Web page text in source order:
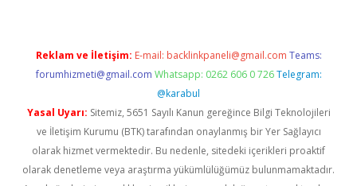
Reklam ve İletişim: E-mail: backlinkpaneli@gmail.com Teams:
forumhizmeti@gmail.com Whatsapp: 0262 606 0 726 Telegram:
@karabul
Yasal Uyarı: Sitemiz, 5651 Sayılı Kanun gereğince Bilgi Teknolojileri
ve İletişim Kurumu (BTK) tarafından onaylanmış bir Yer Sağlayıcı
olarak hizmet vermektedir. Bu nedenle, sitedeki içerikleri proaktif
olarak denetleme veya araştırma yükümlülüğümüz bulunmamaktadır.